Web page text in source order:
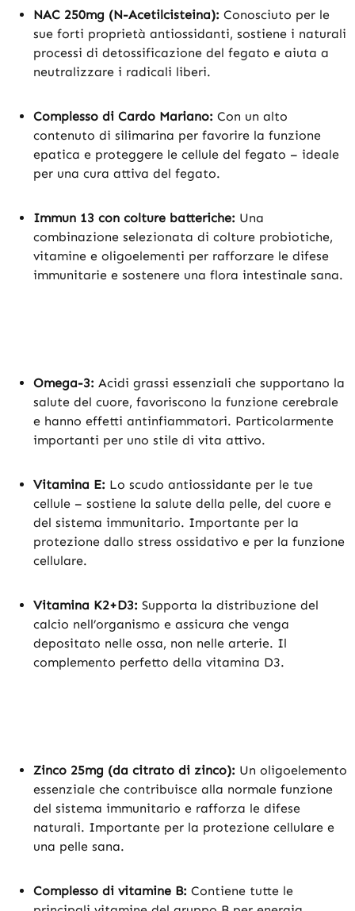
NAC 250mg (N-Acetilcisteina): Conosciuto per le
sue forti proprietà antiossidanti, sostiene i naturali
processi di detossificazione del fegato e aiuta a
neutralizzare i radicali liberi.
Complesso di Cardo Mariano: Con un alto
contenuto di silimarina per favorire la funzione
epatica e proteggere le cellule del fegato – ideale
per una cura attiva del fegato.
Immun 13 con colture batteriche: Una
combinazione selezionata di colture probiotiche,
vitamine e oligoelementi per rafforzare le difese
immunitarie e sostenere una flora intestinale sana.
Omega-3: Acidi grassi essenziali che supportano la
salute del cuore, favoriscono la funzione cerebrale
e hanno effetti antinfiammatori. Particolarmente
importanti per uno stile di vita attivo.
Vitamina E: Lo scudo antiossidante per le tue
cellule – sostiene la salute della pelle, del cuore e
del sistema immunitario. Importante per la
protezione dallo stress ossidativo e per la funzione
cellulare.
Vitamina K2+D3: Supporta la distribuzione del
calcio nell’organismo e assicura che venga
depositato nelle ossa, non nelle arterie. Il
complemento perfetto della vitamina D3.
Zinco 25mg (da citrato di zinco): Un oligoelemento
essenziale che contribuisce alla normale funzione
del sistema immunitario e rafforza le difese
naturali. Importante per la protezione cellulare e
una pelle sana.
Complesso di vitamine B: Contiene tutte le